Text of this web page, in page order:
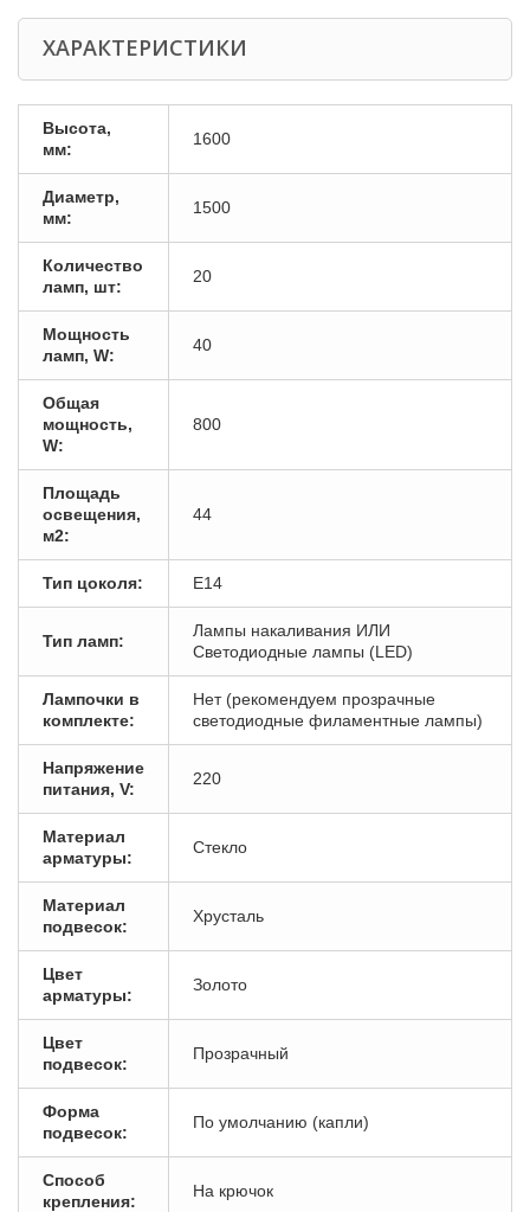
ХАРАКТЕРИСТИКИ
Высота,
мм:
1600
Диаметр,
мм:
1500
Количество
ламп, шт:
20
Мощность
ламп, W:
40
Общая
мощность,
W:
800
Площадь
освещения,
м2:
44
Тип цоколя: E14
Тип ламп:
Лампы накаливания ИЛИ
Светодиодные лампы (LED)
Лампочки в
комплекте:
Нет (рекомендуем прозрачные
светодиодные филаментные лампы)
Напряжение
питания, V:
220
Материал
арматуры:
Стекло
Материал
подвесок:
Хрусталь
Цвет
арматуры:
Золото
Цвет
подвесок:
Прозрачный
Форма
подвесок:
По умолчанию (капли)
Способ
крепления:
На крючок